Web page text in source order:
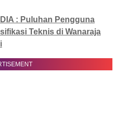
: Puluhan Pengguna
Teknis di Wanaraja